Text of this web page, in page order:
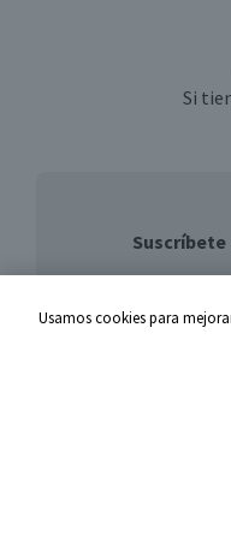
Si
Usamos cookies para